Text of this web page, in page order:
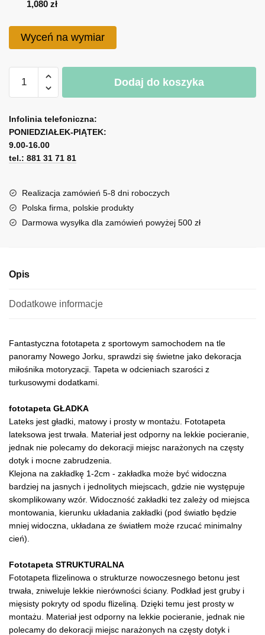
1,080 zł
Wyceń na wymiar
Foto-
turkusowe
Ferrari
Dodaj do koszyka
l
t
e
r
a
t
i
Infolinia telefoniczna:
PONIEDZIAŁEK-PIĄTEK:
9.00-16.00
tel.: 881 31 71 81
Realizacja zamówień 5-8 dni roboczych
Polska firma, polskie produkty
Darmowa wysyłka dla zamówień powyżej 500 zł
Opis
Dodatkowe informacje
Fantastyczna fototapeta z sportowym samochodem na tle
panoramy Nowego Jorku, sprawdzi się świetne jako dekoracja
miłośnika motoryzacji. Tapeta w odcieniach szarości z
turkusowymi dodatkami.
fototapeta GŁADKA
Lateks jest gładki, matowy i prosty w montażu. Fototapeta
lateksowa jest trwała. Materiał jest odporny na lekkie pocieranie,
jednak nie polecamy do dekoracji miejsc narażonych na częsty
dotyk i mocne zabrudzenia.
Klejona na zakładkę 1-2cm - zakładka może być widoczna
bardziej na jasnych i jednolitych miejscach, gdzie nie występuje
skomplikowany wzór. Widoczność zakładki tez zależy od miejsca
montowania, kierunku układania zakładki (pod światło będzie
mniej widoczna, układana ze światłem może rzucać minimalny
cień).
Fototapeta STRUKTURALNA
Fototapeta flizelinowa o strukturze nowoczesnego betonu jest
trwała, zniweluje lekkie nierówności ściany. Podkład jest gruby i
mięsisty pokryty od spodu flizeliną. Dzięki temu jest prosty w
montażu. Materiał jest odporny na lekkie pocieranie, jednak nie
polecamy do dekoracji miejsc narażonych na częsty dotyk i